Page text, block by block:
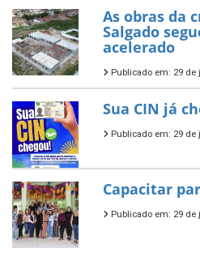
As obras da
Salgado
acelerado
Publicado em: 29 de
Sua CIN já
Publicado em: 29 de
Capacitar
Publicado em: 29 de